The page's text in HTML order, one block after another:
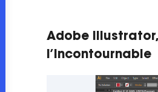
Adobe Illustrator,
l’incontournable